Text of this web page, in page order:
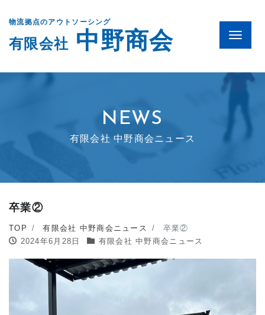
物流拠点のアウトソーシング
有限会社 中野商会 Menu
NEWS
有限会社 中野商会ニュース
卒業②
TOP 有限会社 中野商会ニュース
卒業②
2024年6月28日
有限会社 中野商会ニュース